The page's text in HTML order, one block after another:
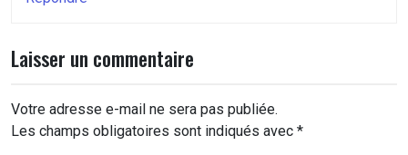
Laisser un commentaire
Votre adresse e-mail ne sera pas publiée.
Les champs obligatoires sont indiqués avec *